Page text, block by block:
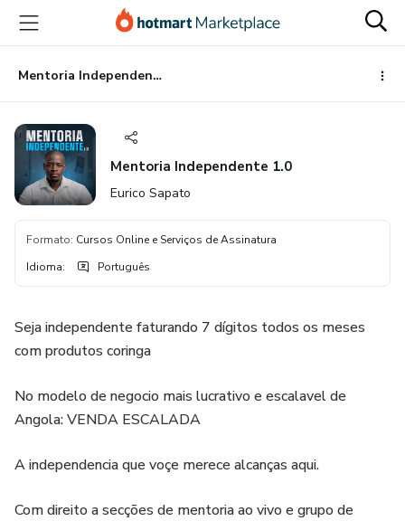
para
conteúdo
principal
para
pagamento
para
rodapé
Mentoria Independente 1.0
Mentoria Independente 1.0
Eurico Sapato
Formato: Cursos Online e Serviços de Assinatura
Idioma: Português
Seja independente faturando 7 dígitos todos os meses
com produtos coringa
No modelo de negocio mais lucrativo e escalavel de
Angola: VENDA ESCALADA
A independencia que voçe merece alcanças aqui.
Com direito a secções de mentoria ao vivo e grupo de